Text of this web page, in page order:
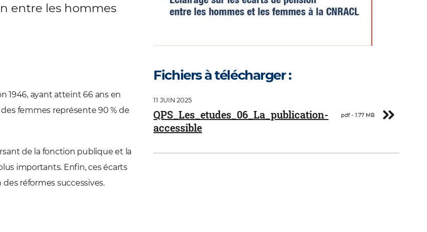
entre les hommes
Fichiers à télécharger :
Document
Télécharger
QPS_Les_etudes_06_La_publication-
accessible
pdf - 1.77 MB
11 JUIN 2025
1946, ayant atteint 66 ans en
femmes représente 90 % de
de la fonction publique et la
importants. Enfin, ces écarts
réformes successives.